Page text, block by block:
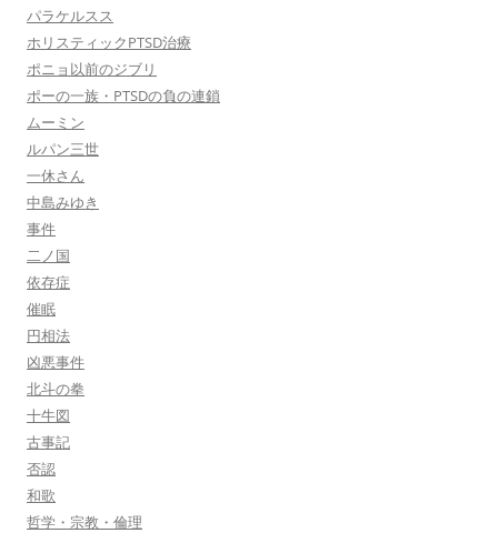
パラケルスス
ホリスティックPTSD治療
ポニョ以前のジブリ
ポーの一族・PTSDの負の連鎖
ムーミン
ルパン三世
一休さん
中島みゆき
事件
二ノ国
依存症
催眠
円相法
凶悪事件
北斗の拳
十牛図
古事記
否認
和歌
哲学・宗教・倫理